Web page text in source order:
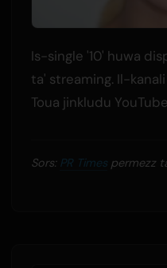
Is-single '10' huwa
ta' streaming. Il-
Toua jinkludu
Sors: PR Timespermezz